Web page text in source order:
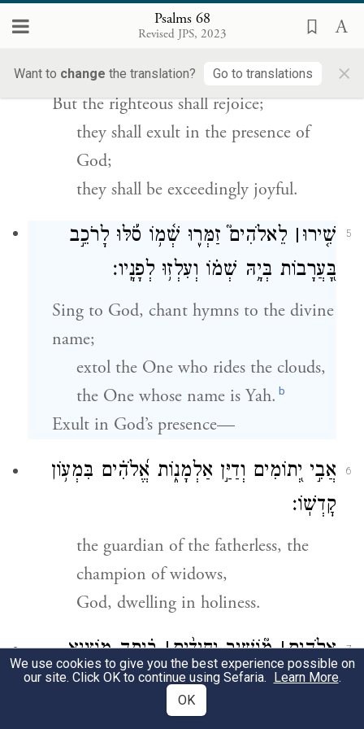
Psalms 68
Revised JPS, 2023
Want to change the translation? Go to translations ×
4
וְֽצַדִּיקִ֗ים יִשְׂמְח֣וּ יַ֭עַלְצוּ לִפְנֵ֥י אֱלֹהִ֗ים
וְיָשִׂ֥ישׂוּ בְשִׂמְחָֽה׃
But the righteous shall rejoice;
they shall exult in the presence of
God;
they shall be exceedingly joyful.
5 שִׁ֤ירוּ׀ לֵאלֹהִים֮ זַמְּר֢וּ שְׁ֫מ֥וֹ סֹ֡לּוּ לָרֹכֵ֣ב
בָּ֭עֲרָבוֹת בְּיָ֥הּ שְׁמ֗וֹ וְעִלְז֥וּ לְפָנָֽיו׃
Sing to God, chant hymns to the divine
name;
extol the One who rides the clouds,
the One whose name is Yah. b
Exult in God’s presence—
6
אֲבִ֣י יְ֭תוֹמִים וְדַיַּ֣ן אַלְמָנ֑וֹת אֱ֝לֹהִ֗ים בִּמְע֥וֹן
קׇדְשֽׁוֹ׃
the guardian of the fatherless, the
champion of widows,
God, dwelling in holiness.
7 אֱלֹהִ֤ים׀מ֘וֹשִׁ֤יב יְחִידִ֨ים׀בַּ֗יְתָה מוֹצִ֣יא
אֲ֭סִירִים בַּכּוֹשָׁר֑וֹת אַ֥ךְ ס֝וֹרְרִ֗ים שָׁכְנ֥וּ
We use cookies to give you the best experience possible on
our site. Click OK to continue using Sefaria. Learn More.
OK